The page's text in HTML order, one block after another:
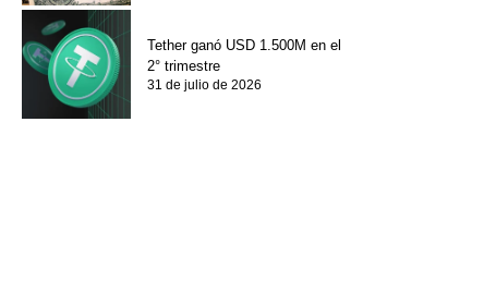
Tether ganó USD 1.500M en el
2° trimestre
31 de julio de 2026